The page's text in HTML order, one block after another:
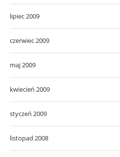
lipiec 2009
czerwiec 2009
maj 2009
kwiecień 2009
styczeń 2009
listopad 2008